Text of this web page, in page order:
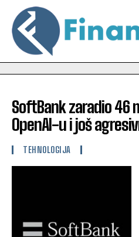
SoftBank zaradio 46
OpenAI-u i još
TEHNOLOGIJA